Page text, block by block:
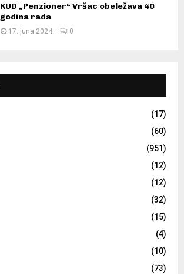
KUD „Penzioner“ Vršac obeležava 40
godina rada
17. juna 2024. 0
(17)
(60)
(951)
(12)
(12)
(32)
(15)
(4)
(10)
(73)